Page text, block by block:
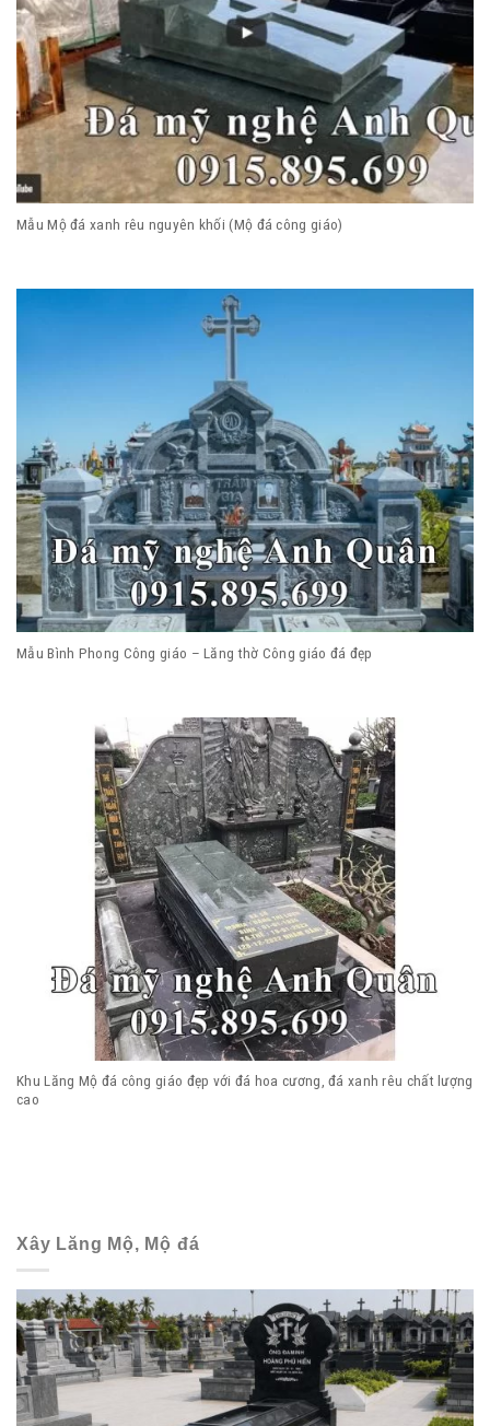
Mẫu Mộ đá xanh rêu nguyên khối (Mộ đá công giáo)
Mẫu Bình Phong Công giáo – Lăng thờ Công giáo đá đẹp
Khu Lăng Mộ đá công giáo đẹp với đá hoa cương, đá xanh rêu chất lượng
cao
Xây Lăng Mộ, Mộ đá